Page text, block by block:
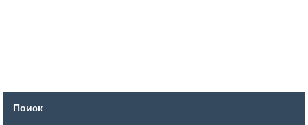
Поиск